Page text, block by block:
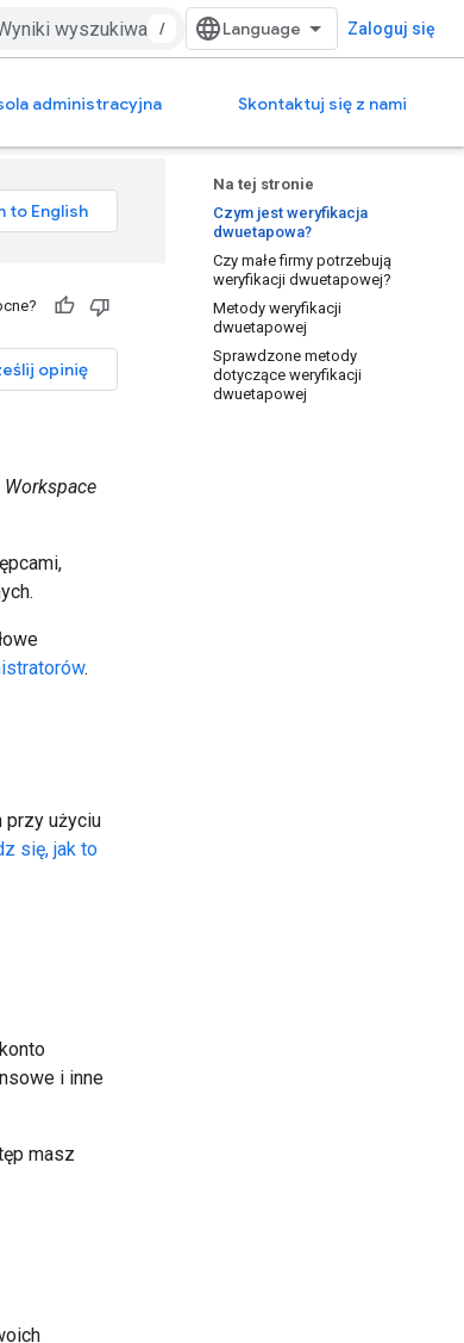
/ Zaloguj się
administracyjna Skontaktuj się z nami
Na tej stronie
Czym jest weryfikacja
dwuetapowa?
Czy małe firmy potrzebują
weryfikacji dwuetapowej?
Metody weryfikacji
dwuetapowej
Sprawdzone metody
dotyczące weryfikacji
dwuetapowej
opinię
.
przy użyciu
się, jak to
i inne
masz